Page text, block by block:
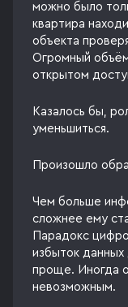
можно было
квартира
объекта
Огромный
открытом
Казалось бы,
уменьшиться.
Произошло
Чем больше
сложнее ему
Парадокс
избыток
проще. Иногда
невозможным.